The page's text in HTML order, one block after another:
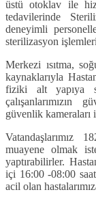
üstü otoklav ile
tedavilerinde
deneyimli
sterilizasyon
Merkezi ısıtma,
kaynaklarıyla
fiziki alt yapıya
çalışanlarımızın
güvenlik
muayene olmak
yaptırabilirler.
içi 16:00 -08:00
acil olan